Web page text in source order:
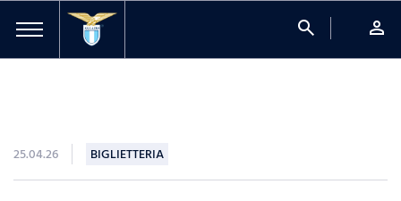
search person
25.04.26 BIGLIETTERIA